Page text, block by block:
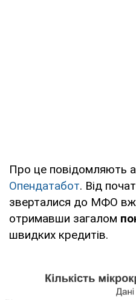
Про це повідомляють
Опендатабот. Від
зверталися до МФО
отримавши загалом
швидких кредитів.